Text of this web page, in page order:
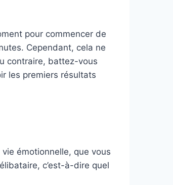
pour commencer de
Cependant, cela ne
contraire, battez-vous
les premiers résultats
émotionnelle, que vous
c’est-à-dire quel